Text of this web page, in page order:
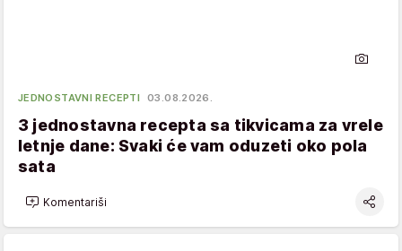
JEDNOSTAVNI RECEPTI 03.08.2026.
3 jednostavna recepta sa tikvicama za vrele
letnje dane: Svaki će vam oduzeti oko pola
sata
Komentariši